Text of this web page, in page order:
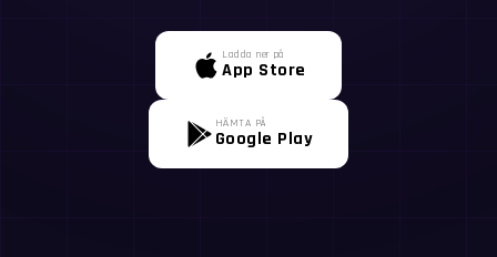
Ladda ner på
App Store
HÄMTA PÅ
Google Play